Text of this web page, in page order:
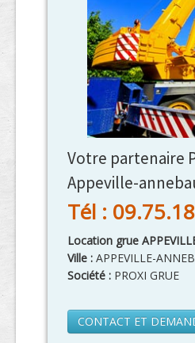
Votre partenaire
Appeville-
Tél :
Location grue
Ville : APPEVILLE-
Société : PROXI GRUE
CONTACT ET